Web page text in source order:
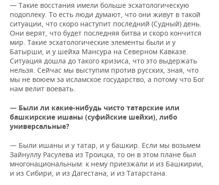
— Такие восстания имели больше эсхатологическую
подоплеку. То есть люди думают, что они живут в такой
ситуации, что скоро наступит последний (Судный) день.
Они верят, что будет последняя битва и скоро кончится
мир. Такие эсхатологические элементы были и у
Батырши, и у шейха Мансура на Северном Кавказе.
Ситуация дошла до такого кризиса, что это выдержать
нельзя. Сейчас мы выступим против русских, зная, что
мы не воюем за исламское государство, а потому что Бог
нам велит воевать.
— Были ли какие-нибудь чисто татарские или
башкирские ишаны (суфийские шейхи), либо
универсальные?
— Были ишаны и у татар, и у башкир. Если мы возьмем
Зайнуллу Расулева из Троицка, то он в этом плане был
многонациональным: к нему приезжали и из Башкирии,
и из Сибири, и из Дагестана, и из Татарстана.